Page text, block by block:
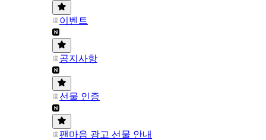
이벤트
공지사항
선물 인증
팬마음 광고 선물 안내